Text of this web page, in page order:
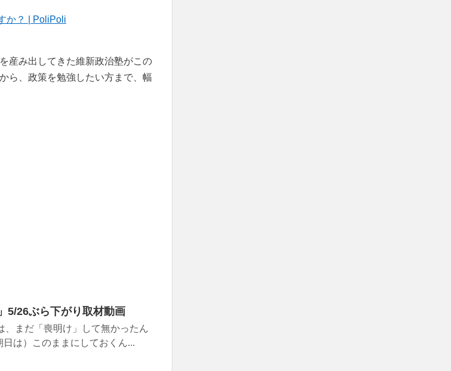
か？ | PoliPoli
産み出してきた維新政治塾がこの
ら、政策を勉強したい方まで、幅
5/26ぶら下がり取材動画
、まだ「喪明け」して無かったん
は）このままにしておくん...